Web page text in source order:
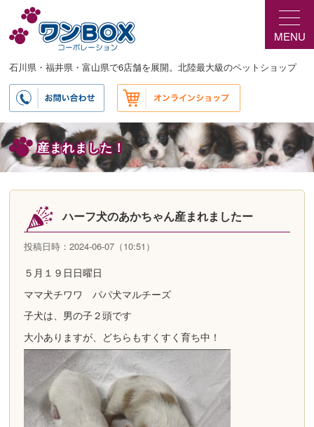
ン
ン
ツ
へ
移
動
MENU
石川県・福井県・富山県で6店舗を展開。北陸最大級のペットショップ
産まれました！
ハーフ犬のあかちゃん産まれましたー
投稿日時：2024-06-07（10:51）
５月１９日日曜日
ママ犬チワワ パパ犬マルチーズ
子犬は、男の子２頭です
大小ありますが、どちらもすくすく育ち中！